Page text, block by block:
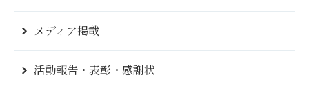
メディア掲載
活動報告・表彰・感謝状